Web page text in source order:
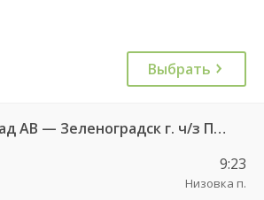
Выбрать
141А Калининград АВ — Зеленоградск г. ч/з Петрово п.
9:23
Низовка п.